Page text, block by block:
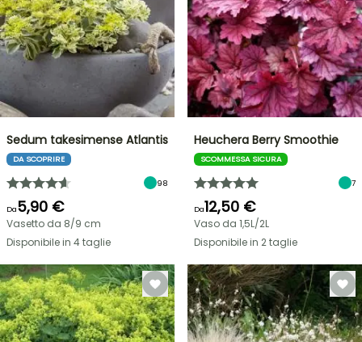
VENDITA
FLASH
FINO
AL
30%
Sedum takesimense Atlantis
DA SCOPRIRE
98
Da5,90 €
Vasetto da 8/9 cm
Disponibile in 4 taglie
Heuchera Berry Smoothie
SCOMMESSA SICURA
7
Da12,50 €
Vaso da 1,5L/2L
Disponibile in 2 taglie